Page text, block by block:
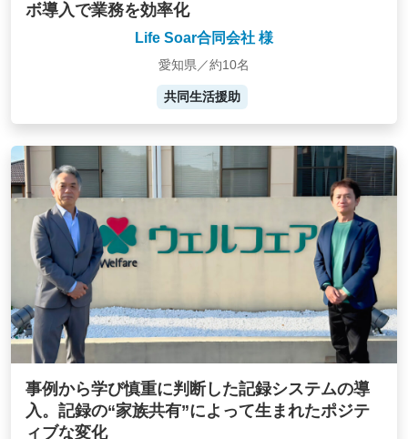
ボ導入で業務を効率化
Life Soar合同会社 様
愛知県／約10名
共同生活援助
事例から学び慎重に判断した記録システムの導
入。記録の“家族共有”によって生まれたポジテ
ィブな変化